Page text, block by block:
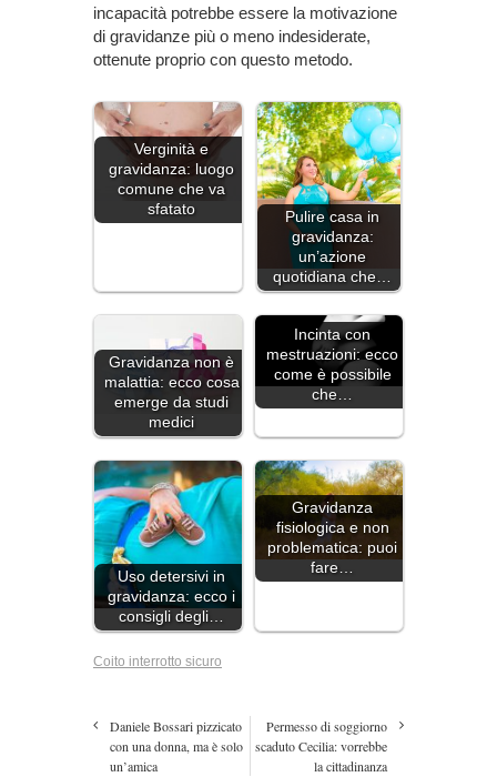
incapacità potrebbe essere la motivazione
di gravidanze più o meno indesiderate,
ottenute proprio con questo metodo.
Verginità e
gravidanza: luogo
comune che va
sfatato
Pulire casa in
gravidanza:
un’azione
quotidiana che…
Gravidanza non è
malattia: ecco cosa
emerge da studi
medici
Incinta con
mestruazioni: ecco
come è possibile
che…
Uso detersivi in
gravidanza: ecco i
consigli degli…
Gravidanza
fisiologica e non
problematica: puoi
fare…
Coito interrotto sicuro
Daniele Bossari pizzicato
con una donna, ma è solo
un’amica
Permesso di soggiorno
scaduto Cecilia: vorrebbe
la cittadinanza